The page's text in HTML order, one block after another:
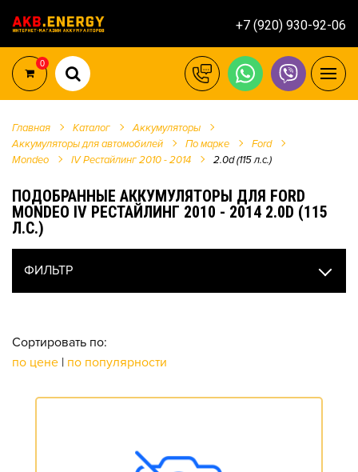
+7 (920) 930-92-06
0
Главная Каталог
Аккумуляторы
Аккумуляторы для автомобилей
По марке
Ford
Mondeo
IV Рестайлинг 2010 - 2014 2.0d (115 л.с.)
ПОДОБРАННЫЕ АККУМУЛЯТОРЫ ДЛЯ FORD
MONDEO IV РЕСТАЙЛИНГ 2010 - 2014 2.0D (115
Л.С.)
ФИЛЬТР
Сортировать по:
по цене | по популярности